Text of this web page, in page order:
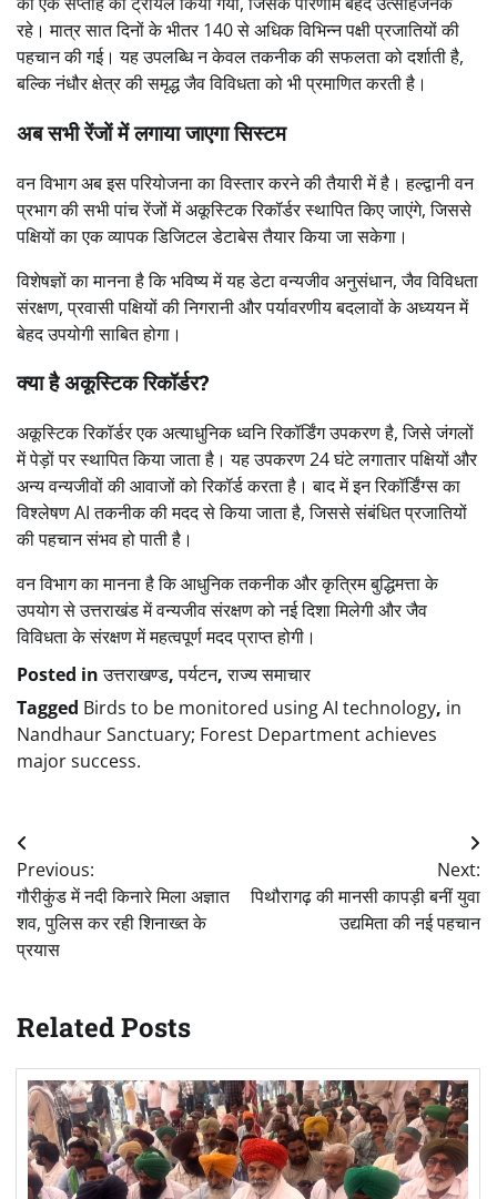
रहे। मात्र सात दिनों के भीतर 140 से अधिक विभिन्न पक्षी प्रजातियों की
पहचान की गई। यह उपलब्धि न केवल तकनीक की सफलता को दर्शाती है,
बल्कि नंधौर क्षेत्र की समृद्ध जैव विविधता को भी प्रमाणित करती है।
अब सभी रेंजों में लगाया जाएगा सिस्टम
वन विभाग अब इस परियोजना का विस्तार करने की तैयारी में है। हल्द्वानी वन
प्रभाग की सभी पांच रेंजों में अकूस्टिक रिकॉर्डर स्थापित किए जाएंगे, जिससे
पक्षियों का एक व्यापक डिजिटल डेटाबेस तैयार किया जा सकेगा।
विशेषज्ञों का मानना है कि भविष्य में यह डेटा वन्यजीव अनुसंधान, जैव विविधता
संरक्षण, प्रवासी पक्षियों की निगरानी और पर्यावरणीय बदलावों के अध्ययन में
बेहद उपयोगी साबित होगा।
क्या है अकूस्टिक रिकॉर्डर?
अकूस्टिक रिकॉर्डर एक अत्याधुनिक ध्वनि रिकॉर्डिंग उपकरण है, जिसे जंगलों
में पेड़ों पर स्थापित किया जाता है। यह उपकरण 24 घंटे लगातार पक्षियों और
अन्य वन्यजीवों की आवाजों को रिकॉर्ड करता है। बाद में इन रिकॉर्डिंग्स का
विश्लेषण AI तकनीक की मदद से किया जाता है, जिससे संबंधित प्रजातियों
की पहचान संभव हो पाती है।
वन विभाग का मानना है कि आधुनिक तकनीक और कृत्रिम बुद्धिमत्ता के
उपयोग से उत्तराखंड में वन्यजीव संरक्षण को नई दिशा मिलेगी और जैव
विविधता के संरक्षण में महत्वपूर्ण मदद प्राप्त होगी।
Posted inउत्तराखण्ड,पर्यटन,राज्य समाचार
Tagged Birds to be monitored using AI technology, in
Nandhaur Sanctuary; Forest Department achieves
major success.
Post
navigation
Previous:
गौरीकुंड में नदी किनारे मिला अज्ञात
शव, पुलिस कर रही शिनाख्त के
प्रयास
Next:
पिथौरागढ़ की मानसी कापड़ी बनीं युवा
उद्यमिता की नई पहचान
Related Posts